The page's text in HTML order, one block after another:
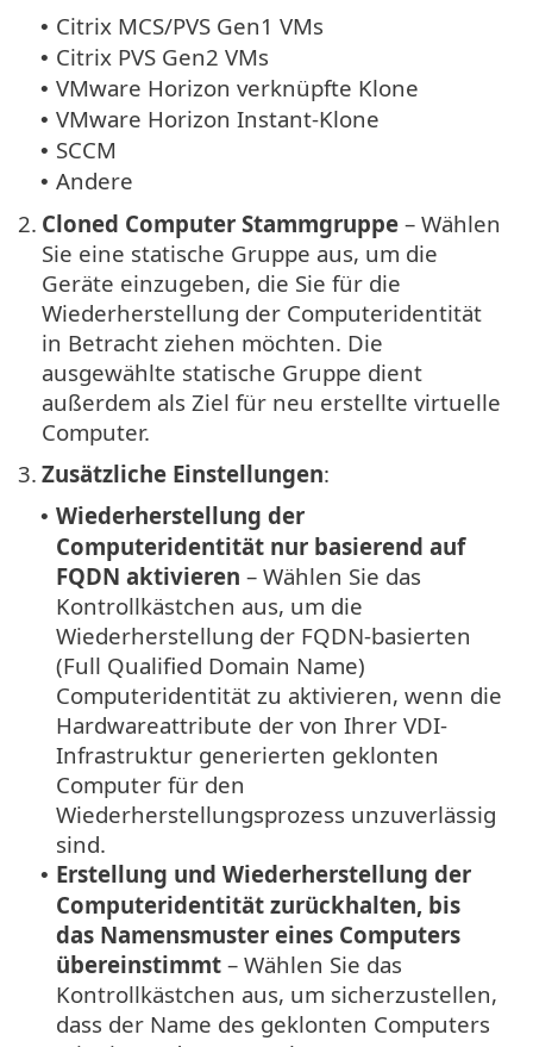
• Citrix MCS/PVS Gen1 VMs
• Citrix PVS Gen2 VMs
• VMware Horizon verknüpfte Klone
• VMware Horizon Instant-Klone
• SCCM
• Andere
2. Cloned Computer Stammgruppe – Wählen
Sie eine statische Gruppe aus, um die
Geräte einzugeben, die Sie für die
Wiederherstellung der Computeridentität
in Betracht ziehen möchten. Die
ausgewählte statische Gruppe dient
außerdem als Ziel für neu erstellte virtuelle
Computer.
3. Zusätzliche Einstellungen:
• Wiederherstellung der
Computeridentität nur basierend auf
FQDN aktivieren – Wählen Sie das
Kontrollkästchen aus, um die
Wiederherstellung der FQDN-basierten
(Full Qualified Domain Name)
Computeridentität zu aktivieren, wenn die
Hardwareattribute der von Ihrer VDI-
Infrastruktur generierten geklonten
Computer für den
Wiederherstellungsprozess unzuverlässig
sind.
• Erstellung und Wiederherstellung der
Computeridentität zurückhalten, bis
das Namensmuster eines Computers
übereinstimmt – Wählen Sie das
Kontrollkästchen aus, um sicherzustellen,
dass der Name des geklonten Computers